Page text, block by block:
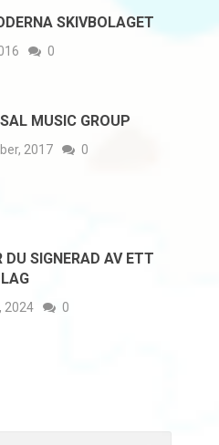
SKIVBOLAGET
0
MUSIC GROUP
2017 0
DU SIGNERAD AV ETT
2024 0